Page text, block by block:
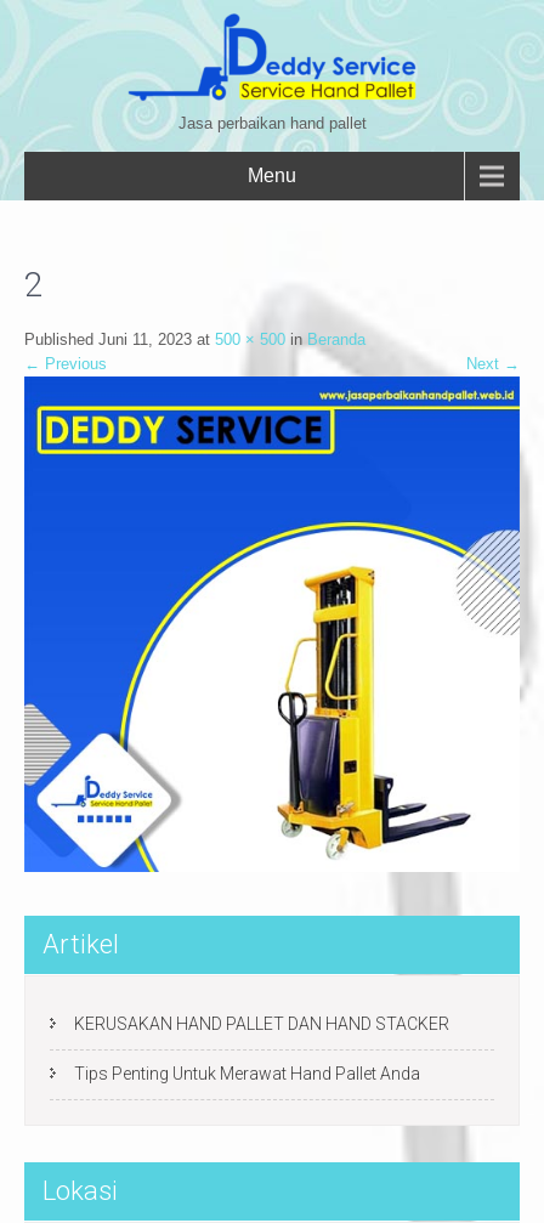
Jasa perbaikan hand pallet
Menu
2
Published Juni 11, 2023 at 500 × 500 in Beranda
← Previous Next →
Artikel
KERUSAKAN HAND PALLET DAN HAND STACKER
Tips Penting Untuk Merawat Hand Pallet Anda
Lokasi